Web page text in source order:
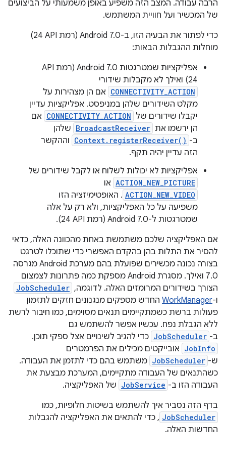
הרבה עבודה. המצב הזה משפיע באופן משמעותי על הביצועים
של המכשיר ועל חוויית המשתמש.
כדי לפתור את הבעיה הזו, ב-Android 7.0 (רמת API‏ 24)
מוחלות ההגבלות הבאות:
24) ואילך לא מקבלות שידורי
CONNECTIVITY_ACTION אם הן מצהירות על
מקלט השידורים שלהן במניפסט. אפליקציות עדיין
יקבלו שידורים של CONNECTIVITY_ACTION אם
הן ירשמו את BroadcastReceiver שלהן
ב- Context.registerReceiver() וההקשר
הזה עדיין יהיה תקף.
אפליקציות לא יכולות לשלוח או לקבל שידורים של
ACTION_NEW_PICTURE או
ACTION_NEW_VIDEO . האופטימיזציה הזו
משפיעה על כל האפליקציות, ולא רק על אלה
שמטרגטות ל-Android 7.0 (רמת API ‏24).
אם האפליקציה שלכם משתמשת באחת מהכוונה האלה, כדאי
להסיר את התלות בהן בהקדם האפשרי כדי שתוכלו לטרגט
בצורה נכונה מכשירים שפועלת בהם מערכת Android מגרסה
7.0 ואילך. מסגרת Android מספקת כמה פתרונות לצמצום
הצורך בשידורים המרומזים האלה. לדוגמה, JobScheduler
ו-WorkManager החדש מספקים מנגנונים חזקים לתזמון
פעולות ברשת כשמתקיימים תנאים מסוימים, כמו חיבור לרשת
ללא הגבלת נפח. עכשיו אפשר להשתמש גם
ב- JobScheduler כדי להגיב לשינויים אצל ספקי תוכן.
JobInfo אובייקטים מכילים את הפרמטרים
ש- JobScheduler משתמש בהם כדי לתזמן את העבודה.
כשהתנאים של העבודה מתקיימים, המערכת מבצעת את
העבודה הזו ב- JobService של האפליקציה.
בדף הזה נסביר איך להשתמש בשיטות חלופיות, כמו
JobScheduler , כדי להתאים את האפליקציה להגבלות
החדשות האלה.